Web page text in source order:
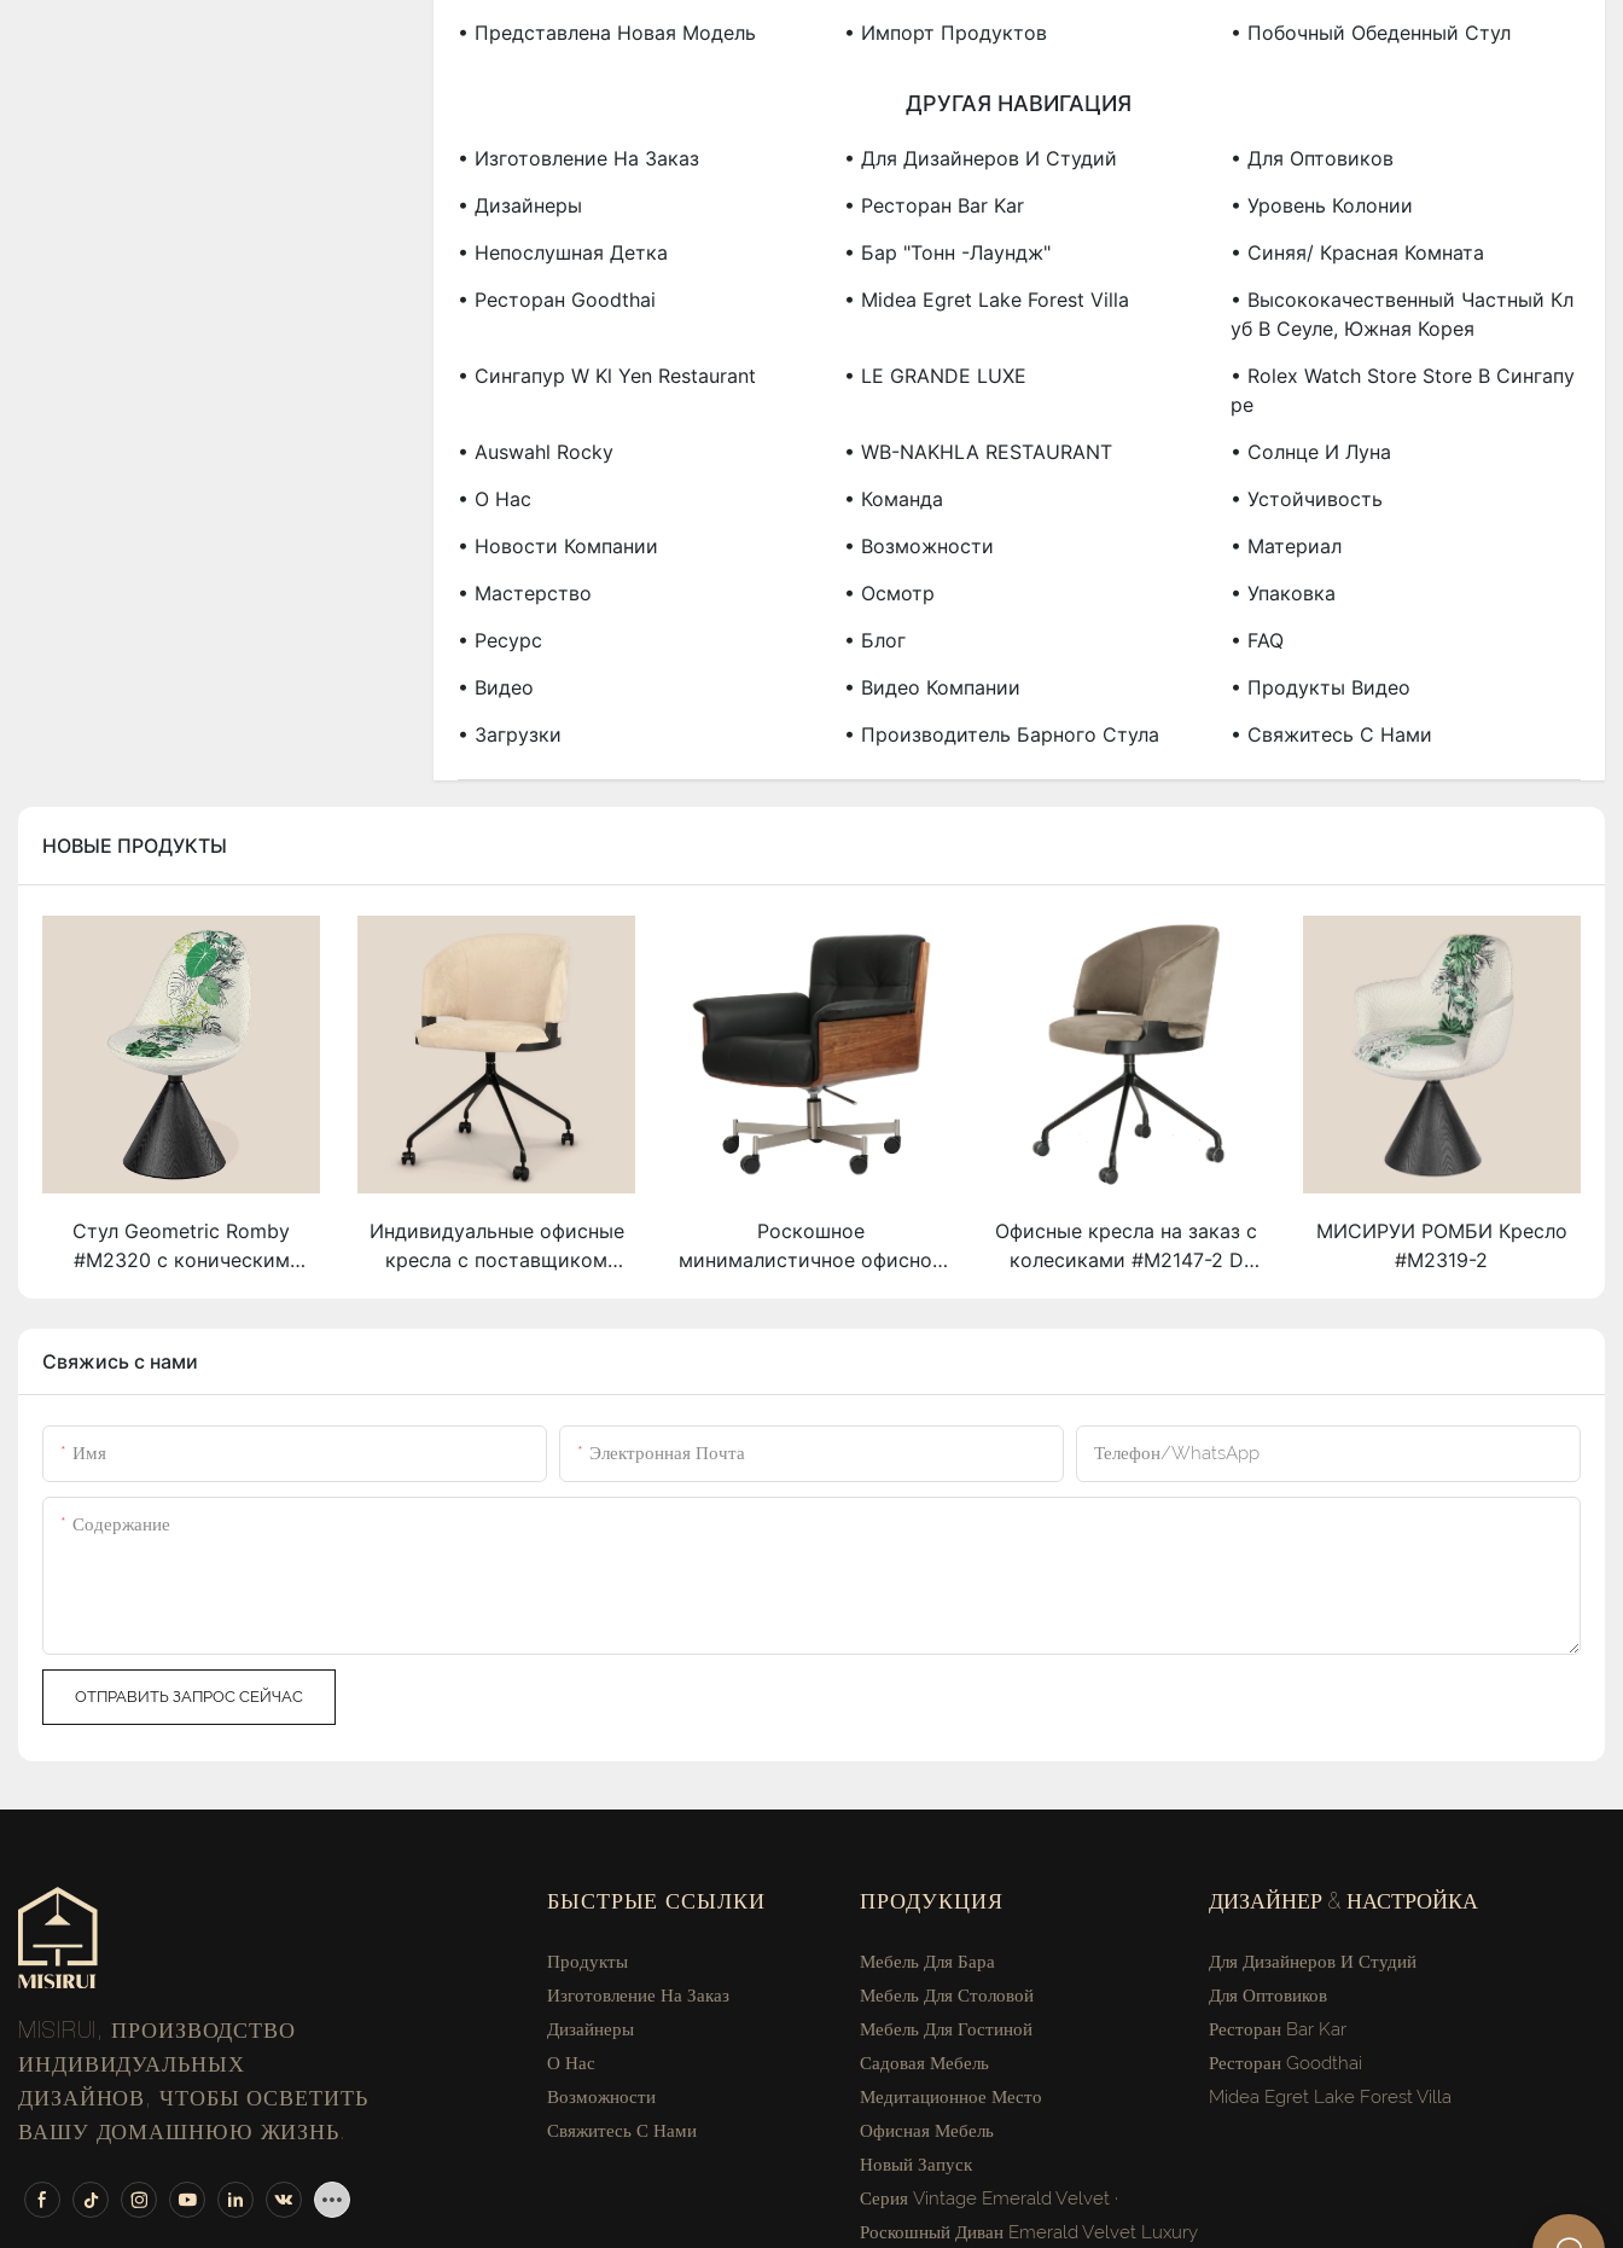
• Представлена ​​новая Модель
• Импорт Продуктов • Побочный Обеденный Стул
ДРУГАЯ НАВИГАЦИЯ
• Изготовление На Заказ • Для Дизайнеров И Студий
• Для Оптовиков
• Дизайнеры
• Ресторан Bar Kar
• Уровень Колонии
• Непослушная Детка
• Бар "Тонн -лаундж"
• Синяя/ Красная Комната
• Ресторан Goodthai
• Midea Egret Lake Forest Villa
• Высококачественный Частный Кл
Уб В Сеуле, Южная Корея
• Сингапур W Kl Yen Restaurant
• LE GRANDE LUXE
• Rolex Watch Store Store В Сингапу
Ре
• Auswahl Rocky
• WB-NAKHLA RESTAURANT
• Солнце И Луна
• О Нас
• Команда
• Устойчивость
• Новости Компании
• Возможности
• Материал
• Мастерство
• Осмотр
• Упаковка
• Ресурс
• Блог
• FAQ
• Видео
• Видео Компании
• Продукты Видео
• Загрузки
• Производитель Барного Стула • Свяжитесь С Нами
НОВЫЕ ПРОДУКТЫ
Стул Geometric Romby
#M2320 с коническим
Индивидуальные офисные
кресла с поставщиком
Роскошное
минималистичное офисное
Офисные кресла на заказ с
колесиками #M2147-2 D
МИСИРУИ РОМБИ Кресло
#M2319-2
Свяжись с нами
Имя Электронная Почта Телефон/WhatsApp
Содержание
ОТПРАВИТЬ ЗАПРОС СЕЙЧАС
MISIRUI, ПРОИЗВОДСТВО
ИНДИВИДУАЛЬНЫХ
ДИЗАЙНОВ, ЧТОБЫ ОСВЕТИТЬ
ВАШУ ДОМАШНЮЮ ЖИЗНЬ.
БЫСТРЫЕ ССЫЛКИ
Продукты
Изготовление На Заказ
Дизайнеры
О Нас
Возможности
Свяжитесь С Нами
ПРОДУКЦИЯ
Мебель Для Бара
Мебель Для Столовой
Мебель Для Гостиной
Садовая Мебель
Медитационное Место
Офисная Мебель
Новый Запуск
Серия Vintage Emerald Velvet ·
Роскошный Диван Emerald Velvet Luxury
ДИЗАЙНЕР & НАСТРОЙКА
Для Дизайнеров И Студий
Для Оптовиков
Ресторан Bar Kar
Ресторан Goodthai
Midea Egret Lake Forest Villa